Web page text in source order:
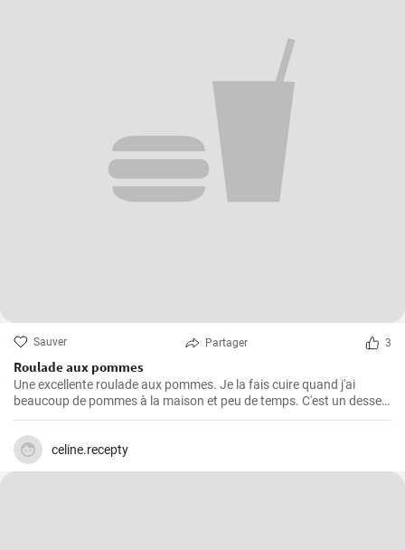
Sauver Partager 3
Roulade aux pommes
Une excellente roulade aux pommes. Je la fais cuire quand j'ai
beaucoup de pommes à la maison et peu de temps. C'est un dessert
rapide et facile qui plait toujours.
celine.recepty